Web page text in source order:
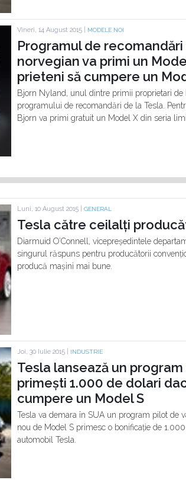
Vineri, 14 August 2015 | MODELE NOI
Programul de
norvegian va primi un
prieteni să cumpere un
Bjorn Nyland, unul dintre primii proprietari de
programului de recomandări de la Tesla.
Bjorn va primi gratuit un Model X din seria
Luni, 10 August 2015 | GENERAL
Tesla către ceilalți
Diarmuid O’Connell, vicepreședintele
singurul răspuns pentru producătorii
producă mașini mai bune.
Joi, 30 Iulie 2015 | INDUSTRIE
Tesla lansează un
primești 1.000 de dolari
cumpere un Model S
Tesla va demara în SUA un program pilot de
nou de Model S primesc o bonificație de
automobil Tesla.